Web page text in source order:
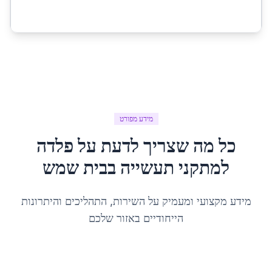
מידע מפורט
כל מה שצריך לדעת עלפלדה
למתקני תעשייה בבית שמש
מידע מקצועי ומעמיק על השירות, התהליכים והיתרונות
הייחודיים באזור שלכם